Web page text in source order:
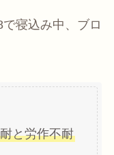
寝込み中、ブロ
と労作不耐